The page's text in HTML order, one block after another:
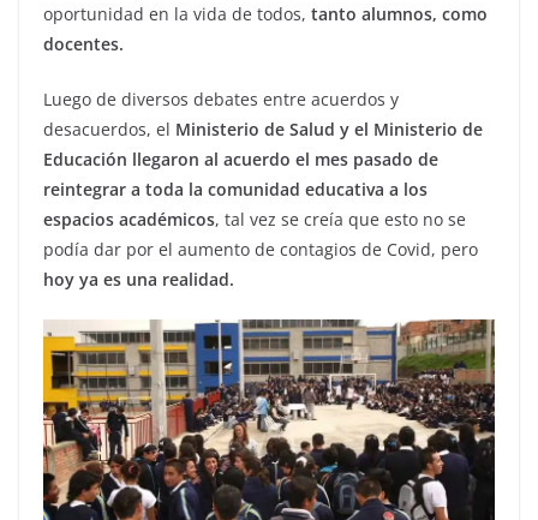
oportunidad en la vida de todos, tanto alumnos, como
docentes.
Luego de diversos debates entre acuerdos y
desacuerdos, el Ministerio de Salud y el Ministerio de
Educación llegaron al acuerdo el mes pasado de
reintegrar a toda la comunidad educativa a los
espacios académicos, tal vez se creía que esto no se
podía dar por el aumento de contagios de Covid, pero
hoy ya es una realidad.